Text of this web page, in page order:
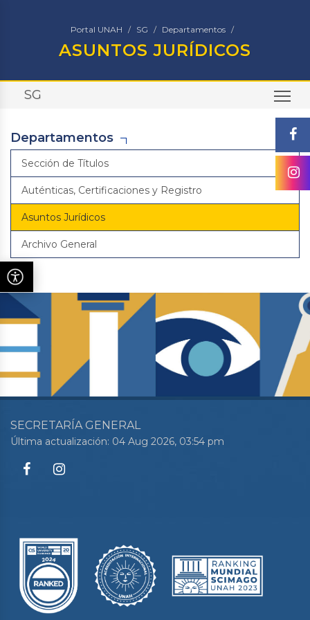
Portal UNAH SG Departamentos
ASUNTOS JURÍDICOS
SG
Departamentos
Sección de Títulos
Auténticas, Certificaciones y Registro
Asuntos Jurídicos
Archivo General
SECRETARÍA GENERAL
Última actualización: 04 Aug 2026, 03:54 pm